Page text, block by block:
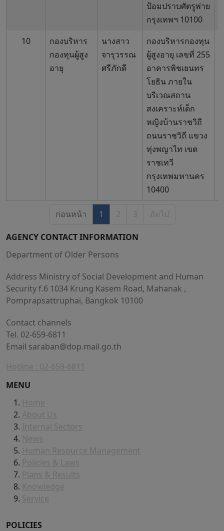
ป้อมปราบศัตรูพ่าย
กรุงเทพฯ 10100
10
กองบริหาร
กองทุนผู้สูง
อายุ
นางสาว
จารุวรรณ
ศรีภักดี
กองบริหารกองทุน
ผู้สูงอายุ เลขที่ 255
อาคารพิชเยนทร
โยธิน ภายใน
บริเวณสถาน
สงเคราะห์เด็ก
หญิงบ้านราชวิถี
ถนนราชวิถี แขวง
ทุ่งพญาไท เขต
ราชเทวี
กรุงเทพมหานคร
10400
ก่อนหน้า 1 2 3 ถัดไป
AGENCY CONTACT INFORMATION
Department of Older Persons
Address Ministry of Social Development and Human
Security f.6 1034 Krung Kasem Road, Mahanak ,
Pomprapsattruphai, Bangkok 10100
Contact channels
Tel. 02-659-6811
Email saraban@dop.mail.go.th
Hotline : 02-659-6811
MENU
Home
About Us
Internal Sectors
News
Human Resource Management
Policies & Laws
Plans & Results
Knowledge
Service
POLICIES